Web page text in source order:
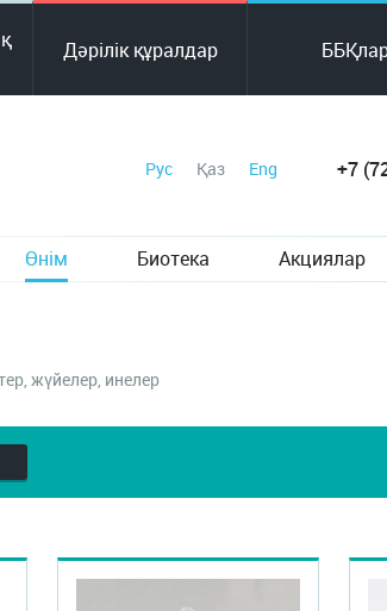
Дәрілік құралдар
Рус Қаз Eng +7
Өнім Биотека Акциялар
жүйелер, инелер